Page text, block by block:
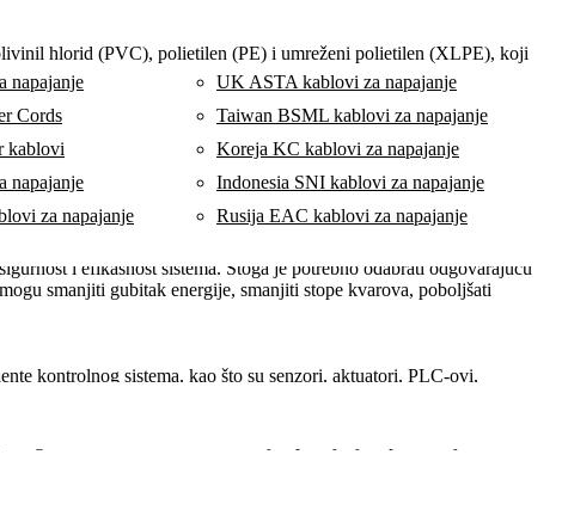
napajanje
UK ASTA kablovi za napajanje
Cords
Taiwan BSML kablovi za napajanje
kablovi
Koreja KC kablovi za napajanje
napajanje
Indonesia SNI kablovi za napajanje
za napajanje
Rusija EAC kablovi za napajanje
hlorid (PVC), polietilen (PE) i umreženi polietilen (XLPE), koji
okoline. Ovi zaštitni slojevi mogu biti metalne pletenice, oklopi ili
različitih rasvjetnih uređaja, već i povezuju prekidače, dimere, tajmere
i efikasnost sistema. Stoga je potrebno odabrati odgovarajuću
smanjiti gubitak energije, smanjiti stope kvarova, poboljšati
kontrolnog sistema, kao što su senzori, aktuatori, PLC-ovi,
specifikacija i tipova žica je ključ stabilnosti sistema. Na primjer,
mogu izdržati velike struje. Standardizirano ožičenje i održavanje ne
signala u sistemima automatizacije upravljanja, optimiziraju